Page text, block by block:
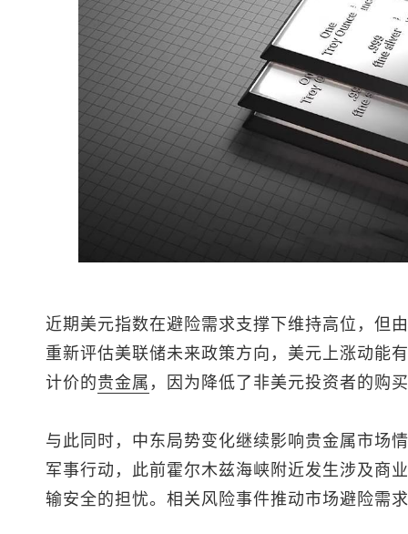
近期 美元指数在避险需求支撑下维持高位，但
重新评估美联储未来政策方向，美元上涨动能
计价的贵金属 ，因为降低了非美元投资者的购
与此同时，中东局势变化继续影响贵金属市场
军事行动，此前霍尔木兹海峡附近发生涉及商
输安全的担忧。相关风险事件推动市场避险需